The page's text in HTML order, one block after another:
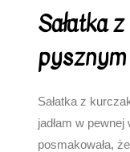
Sałatka
pysznym
Sałatka z
jadłam w
posmakowała,